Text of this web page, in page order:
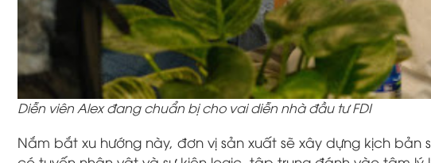
Diễn viên Alex đang chuẩn bị cho vai diễn nhà đầu tư FDI
Nắm bắt xu hướng này, đơn vị sản xuất sẽ xây dựng kịch